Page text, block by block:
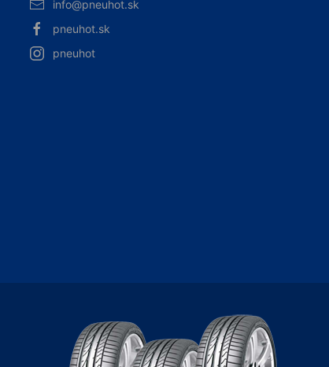
info@pneuhot.sk
pneuhot.sk
pneuhot